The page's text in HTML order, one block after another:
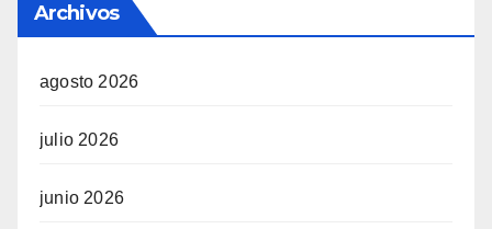
Archivos
agosto 2026
julio 2026
junio 2026